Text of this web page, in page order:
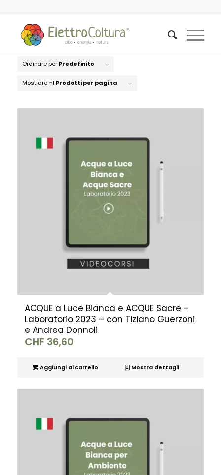
Ordinare per Predefinito
Mostrare -1 Prodotti per pagina
ACQUE a Luce Bianca e ACQUE Sacre –
Laboratorio 2023 – con Tiziano Guerzoni
e Andrea Donnoli
CHF36,60
Aggiungi al carrello Mostra dettagli